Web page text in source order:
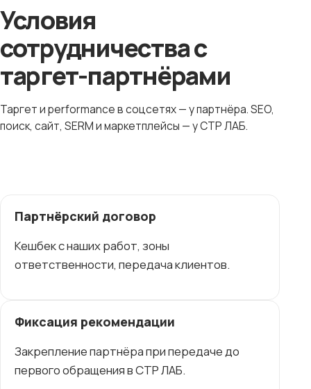
Условия
сотрудничества с
таргет-партнёрами
Таргет и performance в соцсетях — у партнёра. SEO,
поиск, сайт, SERM и маркетплейсы — у СТР ЛАБ.
Партнёрский договор
Кешбек с наших работ, зоны
ответственности, передача клиентов.
Фиксация рекомендации
Закрепление партнёра при передаче до
первого обращения в СТР ЛАБ.